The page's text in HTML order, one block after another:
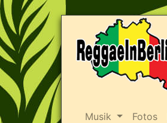
Musik Fotos